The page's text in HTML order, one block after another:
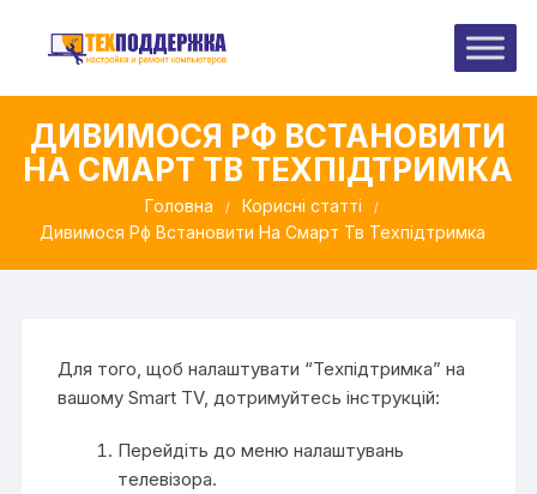
ДИВИМОСЯ РФ ВСТАНОВИТИ
НА СМАРТ ТВ ТЕХПІДТРИМКА
Головна
Корисні статті
Дивимося Рф Встановити На Смарт Тв Техпідтримка
Для того, щоб налаштувати “Техпідтримка” на
вашому Smart TV, дотримуйтесь інструкцій:
Перейдіть до меню налаштувань
телевізора.